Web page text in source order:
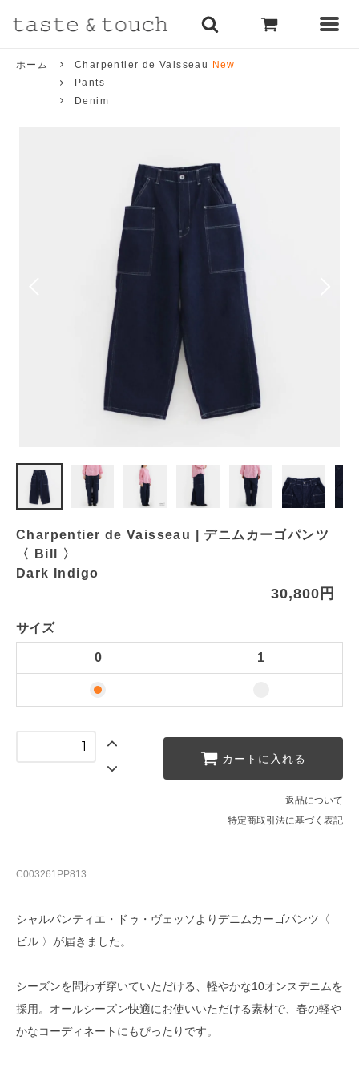
ホーム Charpentier de Vaisseau New
Pants
Denim
Charpentier de Vaisseau | デニムカーゴパンツ
〈 Bill 〉
Dark Indigo
30,800円
サイズ
0 1
カートに入れる
返品について
特定商取引法に基づく表記
C003261PP813
シャルパンティエ・ドゥ・ヴェッソよりデニムカーゴパンツ〈
ビル 〉が届きました。
シーズンを問わず穿いていただける、軽やかな10オンスデニムを
採用。オールシーズン快適にお使いいただける素材で、春の軽や
かなコーディネートにもぴったりです。